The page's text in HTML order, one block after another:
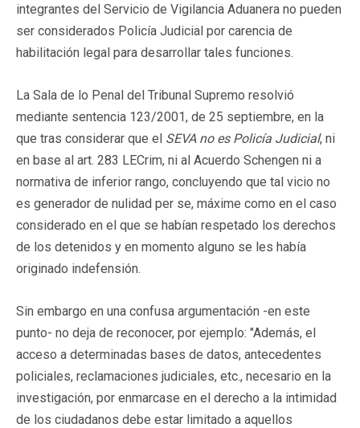
integrantes del Servicio de Vigilancia Aduanera no pueden
ser considerados Policía Judicial por carencia de
habilitación legal para desarrollar tales funciones.
La Sala de lo Penal del Tribunal Supremo resolvió
mediante sentencia 123/2001, de 25 septiembre, en la
que tras considerar que el SEVA no es Policía Judicial, ni
en base al art. 283 LECrim, ni al Acuerdo Schengen ni a
normativa de inferior rango, concluyendo que tal vicio no
es generador de nulidad per se, máxime como en el caso
considerado en el que se habían respetado los derechos
de los detenidos y en momento alguno se les había
originado indefensión.
Sin embargo en una confusa argumentación -en este
punto- no deja de reconocer, por ejemplo: "Además, el
acceso a determinadas bases de datos, antecedentes
policiales, reclamaciones judiciales, etc., necesario en la
investigación, por enmarcase en el derecho a la intimidad
de los ciudadanos debe estar limitado a aquellos